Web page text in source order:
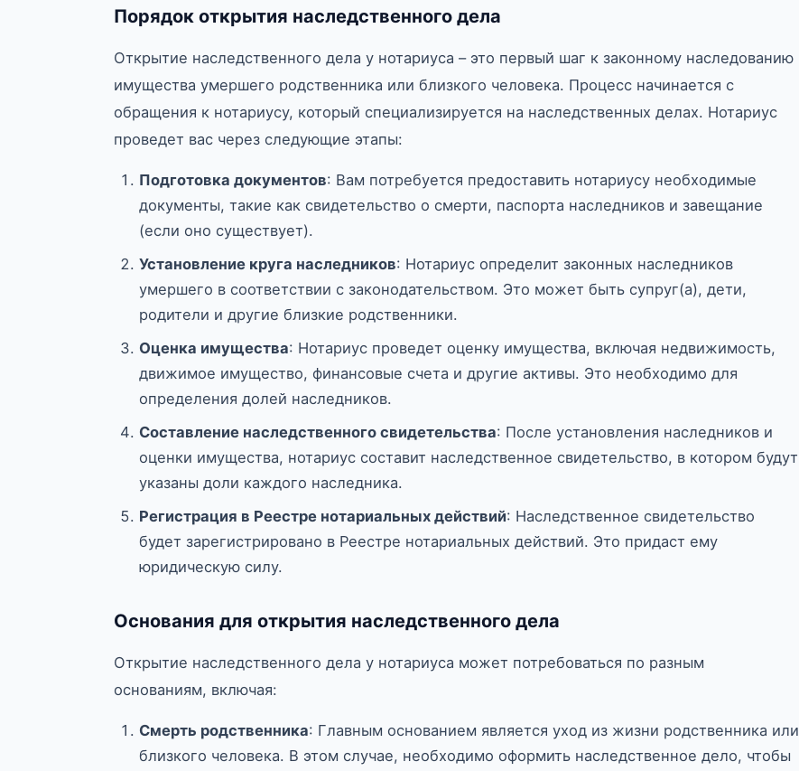
Порядок открытия наследственного дела
Открытие наследственного дела у нотариуса – это первый шаг к законному наследованию
имущества умершего родственника или близкого человека. Процесс начинается с
обращения к нотариусу, который специализируется на наследственных делах. Нотариус
проведет вас через следующие этапы:
Подготовка документов: Вам потребуется предоставить нотариусу необходимые
документы, такие как свидетельство о смерти, паспорта наследников и завещание
(если оно существует).
Установление круга наследников: Нотариус определит законных наследников
умершего в соответствии с законодательством. Это может быть супруг(а), дети,
родители и другие близкие родственники.
Оценка имущества: Нотариус проведет оценку имущества, включая недвижимость,
движимое имущество, финансовые счета и другие активы. Это необходимо для
определения долей наследников.
Составление наследственного свидетельства: После установления наследников и
оценки имущества, нотариус составит наследственное свидетельство, в котором будут
указаны доли каждого наследника.
Регистрация в Реестре нотариальных действий: Наследственное свидетельство
будет зарегистрировано в Реестре нотариальных действий. Это придаст ему
юридическую силу.
Основания для открытия наследственного дела
Открытие наследственного дела у нотариуса может потребоваться по разным
основаниям, включая:
Смерть родственника: Главным основанием является уход из жизни родственника или
близкого человека. В этом случае, необходимо оформить наследственное дело, чтобы